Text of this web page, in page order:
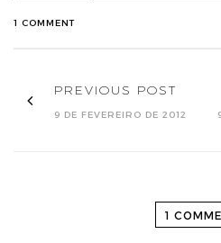
1 COMMENT
PREVIOUS POST
9 DE FEVEREIRO DE 2012
1